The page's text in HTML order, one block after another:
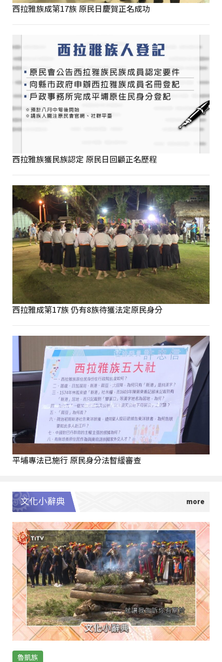
西拉雅族成第17族 原民日慶賀正名成功
西拉雅族獲民族認定 原民日回顧正名歷程
西拉雅成第17族 仍有8族待獲法定原民身分
平埔專法已施行 原民身分法暫緩審查
文化小辭典
魯凱族